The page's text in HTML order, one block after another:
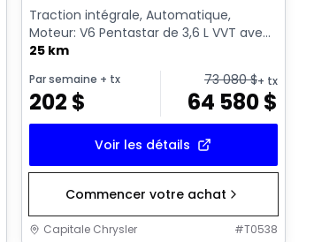
Traction intégrale, Automatique,
Moteur: V6 Pentastar de 3,6 L VVT avec
arrêt au ralenti - 6 Cyl. - ...
25 km
Par semaine + tx
202 $
73 080$+ tx
64 580$
Voir les détails
Commencer votre achat
Capitale Chrysler #T0538